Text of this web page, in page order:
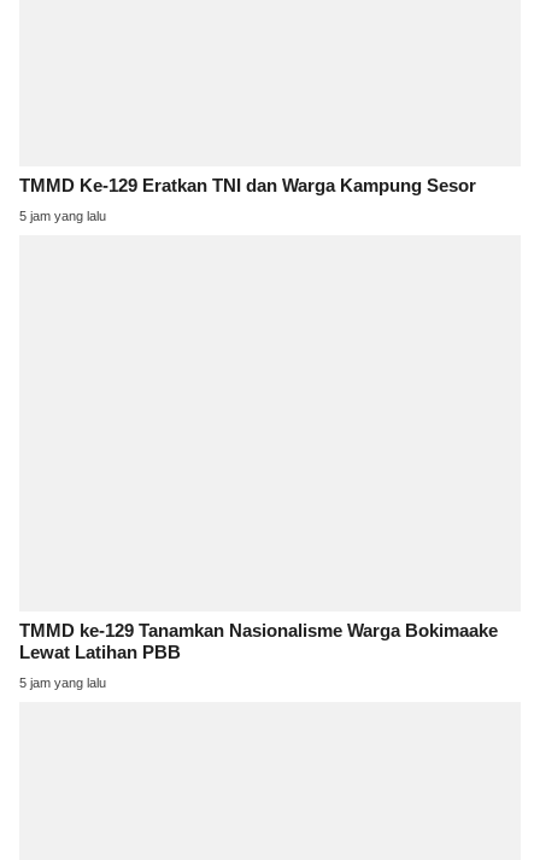
TMMD Ke-129 Eratkan TNI dan Warga Kampung Sesor
5 jam yang lalu
TMMD ke-129 Tanamkan Nasionalisme Warga Bokimaake
Lewat Latihan PBB
5 jam yang lalu